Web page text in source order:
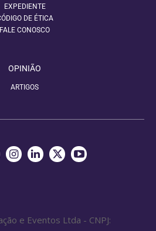
EXPEDIENTE
DE ÉTICA
FALE CONOSCO
OPINIÃO
ARTIGOS
e Eventos Ltda - CNPJ: